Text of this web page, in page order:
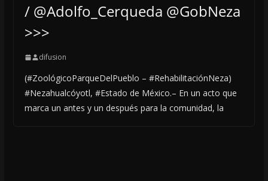
/ @Adolfo_Cerqueda @GobNeza
>>>
difusion
(#ZoológicoParqueDelPueblo – #RehabilitaciónNeza)
#Nezahualcóyotl, #Estado de México.– En un acto que
marca un antes y un después para la comunidad, la